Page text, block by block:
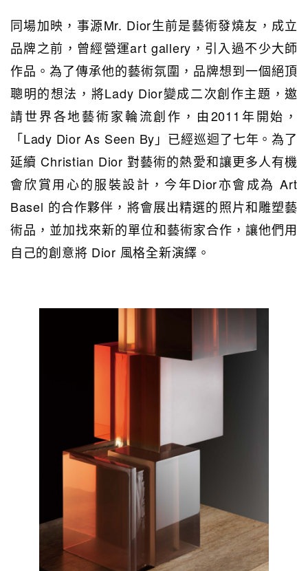
同場加映，事源Mr. Dior生前是藝術發燒友，成立
品牌之前，曾經營運art gallery，引入過不少大師
作品。為了傳承他的藝術氛圍，品牌想到一個絕頂
聰明的想法，將Lady Dior變成二次創作主題，邀
請世界各地藝術家輪流創作，由2011年開始，
「Lady Dior As Seen By」已經巡迴了七年。為了
延續 Christian Dior 對藝術的熱愛和讓更多人有機
會欣賞用心的服裝設計，今年Dior亦會成為 Art
Basel 的合作夥伴，將會展出精選的照片和雕塑藝
術品，並加找來新的單位和藝術家合作，讓他們用
自己的創意將 Dior 風格全新演繹。